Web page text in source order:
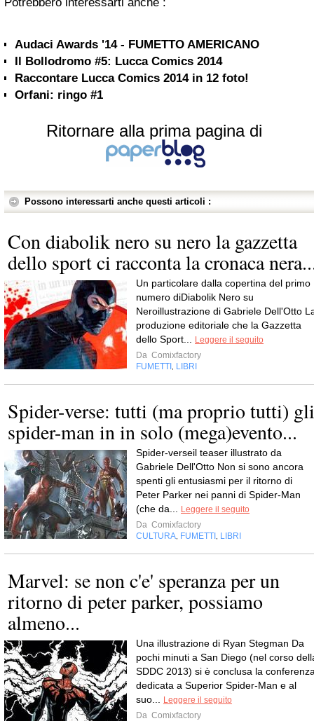
Audaci Awards '14 - FUMETTO AMERICANO
Il Bollodromo #5: Lucca Comics 2014
Raccontare Lucca Comics 2014 in 12 foto!
Orfani: ringo #1
Ritornare alla prima pagina di
Possono interessarti anche questi articoli :
Con diabolik nero su nero la gazzetta
dello sport ci racconta la cronaca
Un particolare dalla copertina del primo
numero diDiabolik Nero su
Neroillustrazione di Gabriele Dell'Otto
produzione editoriale che la Gazzetta
dello Sport...
Leggere il seguito
Da Comixfactory
FUMETTI
LIBRI
Spider-verse: tutti (ma proprio tutti) gli
spider-man in in solo (mega)evento...
Spider-verseil teaser illustrato da
Gabriele Dell'Otto Non si sono ancora
spenti gli entusiasmi per il ritorno di
Peter Parker nei panni di Spider-Man
(che da...
Leggere il seguito
Da Comixfactory
CULTURA FUMETTI LIBRI
Marvel: se non c'e' speranza per un
ritorno di peter parker, possiamo
almeno...
Una illustrazione di Ryan Stegman Da
pochi minuti a San Diego (nel corso
SDDC 2013) si è conclusa la
dedicata a Superior Spider-Man e al
suo...
Leggere il seguito
Da Comixfactory